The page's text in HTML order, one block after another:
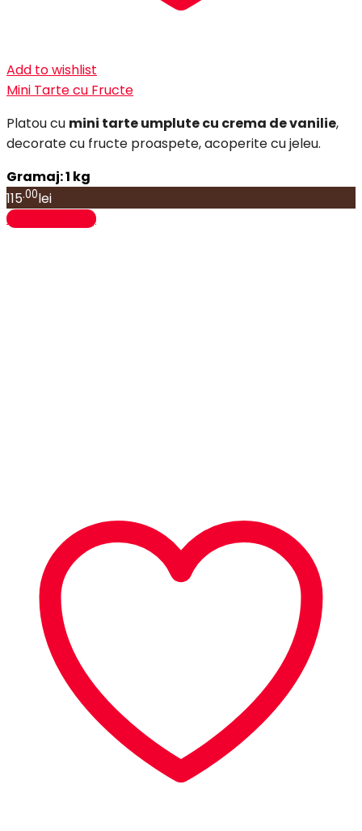
Add to wishlist
Mini Tarte cu Fructe
Platou cu mini tarte umplute cu crema de vanilie,
decorate cu fructe proaspete, acoperite cu jeleu.
Gramaj: 1 kg
115.00lei
Adaugă în coș